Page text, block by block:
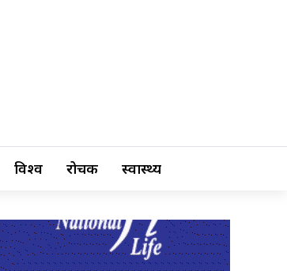
विश्व रोचक स्वास्थ्य